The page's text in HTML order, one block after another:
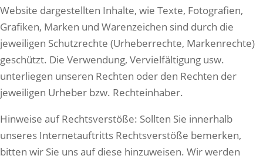
Website dargestellten Inhalte, wie Texte, Fotografien,
Grafiken, Marken und Warenzeichen sind durch die
jeweiligen Schutzrechte (Urheberrechte, Markenrechte)
geschützt. Die Verwendung, Vervielfältigung usw.
unterliegen unseren Rechten oder den Rechten der
jeweiligen Urheber bzw. Rechteinhaber.
Hinweise auf Rechtsverstöße: Sollten Sie innerhalb
unseres Internetauftritts Rechtsverstöße bemerken,
bitten wir Sie uns auf diese hinzuweisen. Wir werden